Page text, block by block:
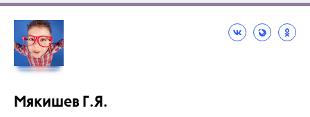
Мякишев Г.Я.